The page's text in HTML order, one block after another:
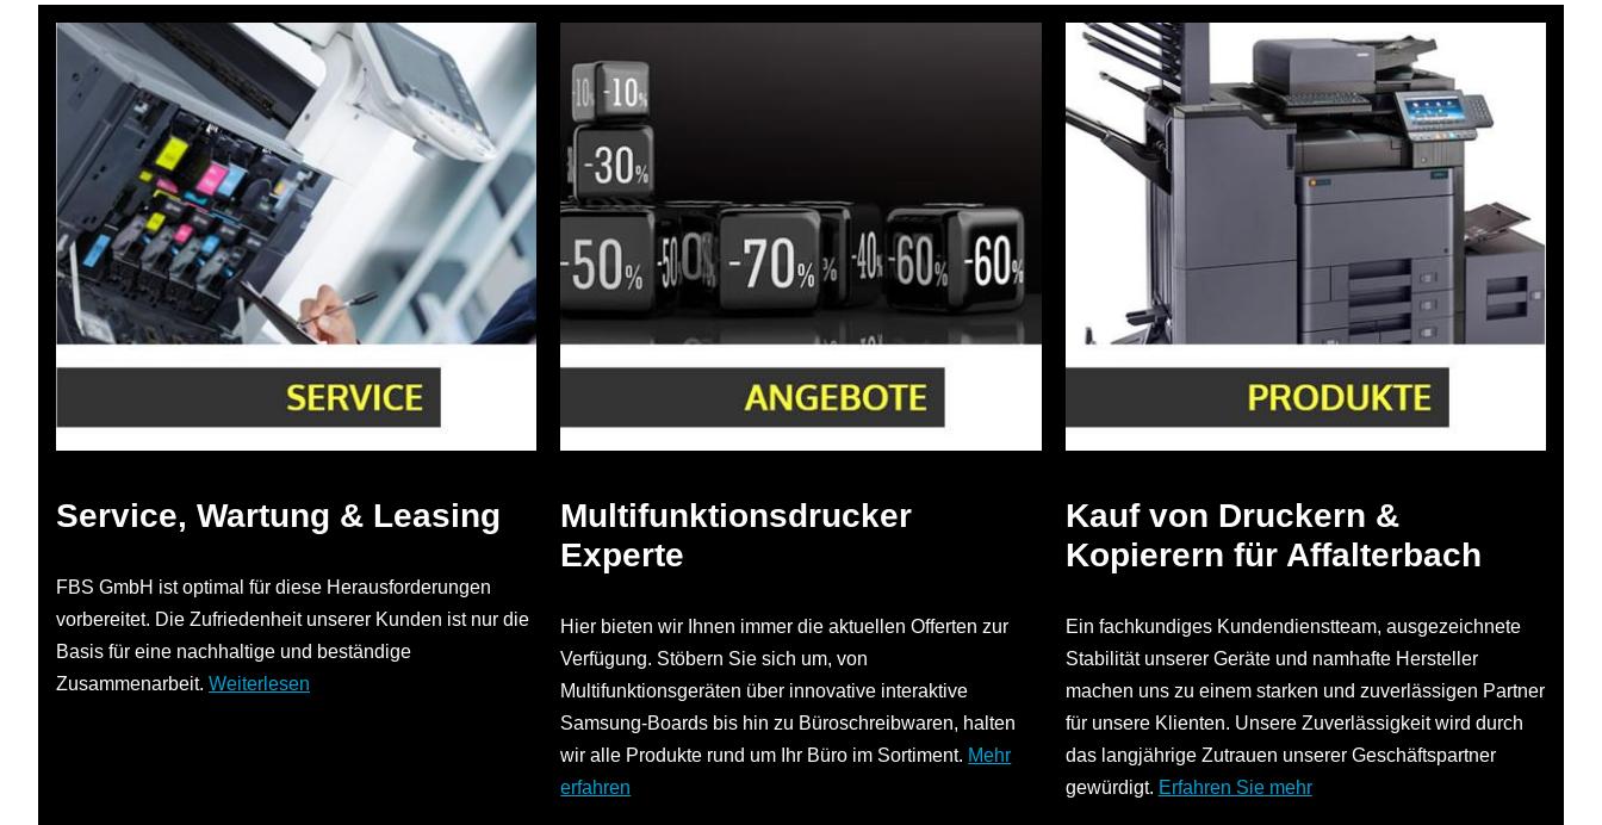
Service, Wartung & Leasing
FBS GmbH ist optimal für diese Herausforderungen
vorbereitet. Die Zufriedenheit unserer Kunden ist nur die
Basis für eine nachhaltige und beständige
Zusammenarbeit. Weiterlesen
Multifunktionsdrucker
Experte
Hier bieten wir Ihnen immer die aktuellen Offerten zur
Verfügung. Stöbern Sie sich um, von
Multifunktionsgeräten über innovative interaktive
Samsung-Boards bis hin zu Büroschreibwaren, halten
wir alle Produkte rund um Ihr Büro im Sortiment. Mehr
erfahren
Kauf von Druckern &
Kopierern für Affalterbach
Ein fachkundiges Kundendienstteam, ausgezeichnete
Stabilität unserer Geräte und namhafte Hersteller
machen uns zu einem starken und zuverlässigen Partner
für unsere Klienten. Unsere Zuverlässigkeit wird durch
das langjährige Zutrauen unserer Geschäftspartner
gewürdigt. Erfahren Sie mehr